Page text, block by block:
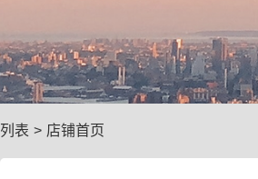
列表 > 店铺首页